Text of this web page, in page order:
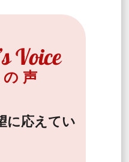
声
に応えてい